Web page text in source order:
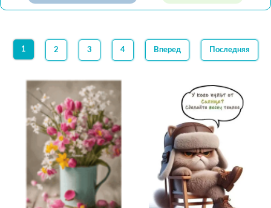
1 2 3 4 Вперед Последняя